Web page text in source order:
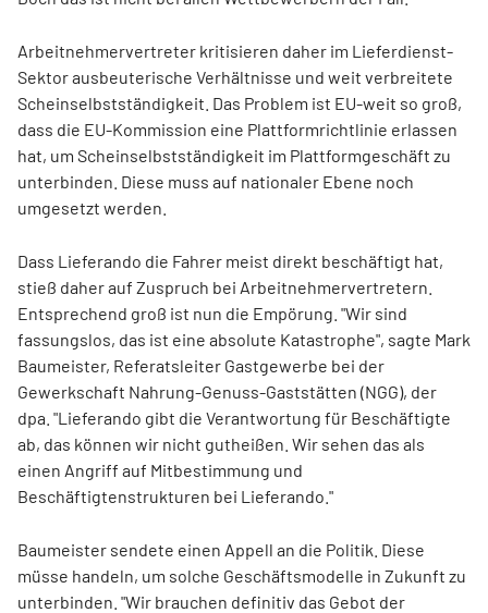
Arbeitnehmervertreter kritisieren daher im Lieferdienst-
Sektor ausbeuterische Verhältnisse und weit verbreitete
Scheinselbstständigkeit. Das Problem ist EU-weit so groß,
dass die EU-Kommission eine Plattformrichtlinie erlassen
hat, um Scheinselbstständigkeit im Plattformgeschäft zu
unterbinden. Diese muss auf nationaler Ebene noch
umgesetzt werden.
Dass Lieferando die Fahrer meist direkt beschäftigt hat,
stieß daher auf Zuspruch bei Arbeitnehmervertretern.
Entsprechend groß ist nun die Empörung. "Wir sind
fassungslos, das ist eine absolute Katastrophe", sagte Mark
Baumeister, Referatsleiter Gastgewerbe bei der
Gewerkschaft Nahrung-Genuss-Gaststätten (NGG), der
dpa. "Lieferando gibt die Verantwortung für Beschäftigte
ab, das können wir nicht gutheißen. Wir sehen das als
einen Angriff auf Mitbestimmung und
Beschäftigtenstrukturen bei Lieferando."
Baumeister sendete einen Appell an die Politik. Diese
müsse handeln, um solche Geschäftsmodelle in Zukunft zu
unterbinden. "Wir brauchen definitiv das Gebot der